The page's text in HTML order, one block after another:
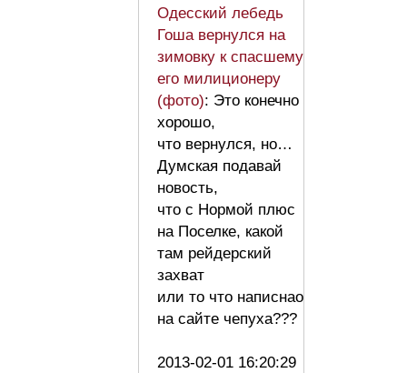
Одесский лебедь
Гоша вернулся на
зимовку к спасшему
его милиционеру
(фото): Это конечно
хорошо,
что вернулся, но…
Думская подавай
новость,
что с Нормой плюс
на Поселке, какой
там рейдерский
захват
или то что написнао
на сайте чепуха???
2013-02-01 16:20:29